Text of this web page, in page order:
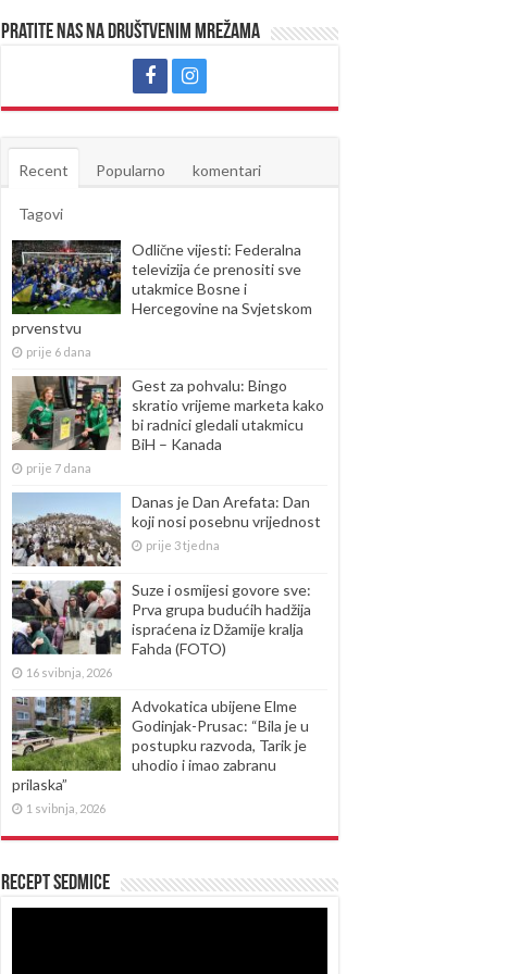
Pratite nas na društvenim mrežama
Recent Popularno komentari
Tagovi
Odlične vijesti: Federalna
televizija će prenositi sve
utakmice Bosne i
Hercegovine na Svjetskom
prvenstvu
prije 6 dana
Gest za pohvalu: Bingo
skratio vrijeme marketa kako
bi radnici gledali utakmicu
BiH – Kanada
prije 7 dana
Danas je Dan Arefata: Dan
koji nosi posebnu vrijednost
prije 3 tjedna
Suze i osmijesi govore sve:
Prva grupa budućih hadžija
ispraćena iz Džamije kralja
Fahda (FOTO)
16 svibnja, 2026
Advokatica ubijene Elme
Godinjak-Prusac: “Bila je u
postupku razvoda, Tarik je
uhodio i imao zabranu
prilaska”
1 svibnja, 2026
Recept sedmice